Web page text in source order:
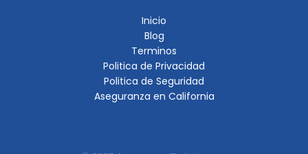
Inicio
Blog
Terminos
Politica de Privacidad
Politica de Seguridad
Aseguranza en California